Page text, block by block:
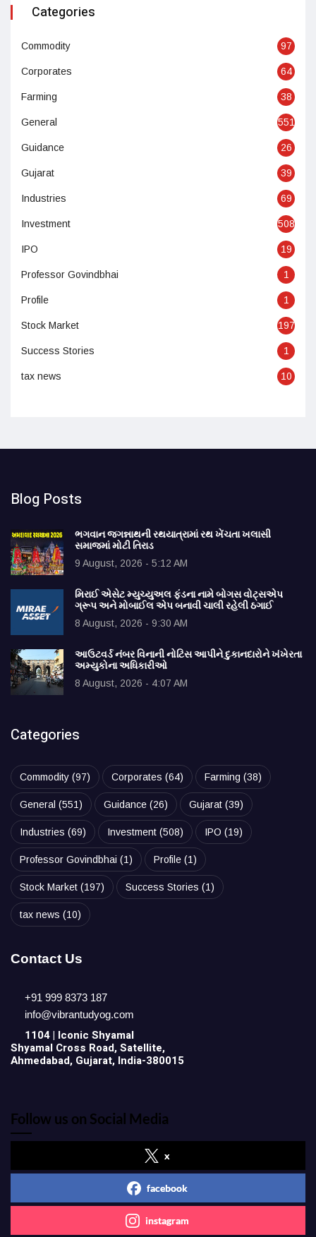
Categories
Commodity 97
Corporates 64
Farming 38
General 551
Guidance 26
Gujarat 39
Industries 69
Investment 508
IPO 19
Professor Govindbhai 1
Profile 1
Stock Market 197
Success Stories 1
tax news 10
Blog Posts
ભગવાન જગન્નાથની રથયાત્રામાં રથ ખેંચતા ખલાસી
સમાજમાં મોટી તિરાડ
9 August, 2026 - 5:12 AM
મિરાઈ એસેટ મ્યુચ્યુઅલ ફંડના નામે બોગસ વોટ્સએપ
ગ્રૂપ અને મોબાઈલ એપ બનાવી ચાલી રહેલી ઠગાઈ
8 August, 2026 - 9:30 AM
આઉટવર્ડ નંબર વિનાની નોટિસ આપીને દુકાનદારોને ખંખેરતા
અમ્યુકોના અધિકારીઓ
8 August, 2026 - 4:07 AM
Categories
Commodity (97) Corporates (64) Farming (38)
General (551) Guidance (26) Gujarat (39)
Industries (69) Investment (508) IPO (19)
Professor Govindbhai (1) Profile (1)
Stock Market (197) Success Stories (1)
tax news (10)
Contact Us
+91 999 8373 187
info@vibrantudyog.com
1104 | Iconic Shyamal
Shyamal Cross Road, Satellite,
Ahmedabad, Gujarat, India-380015
Follow us on Social Media
x
facebook
instagram